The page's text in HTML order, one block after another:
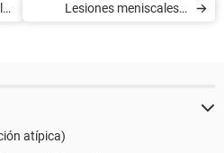
Lesiones meniscales y
atípica)